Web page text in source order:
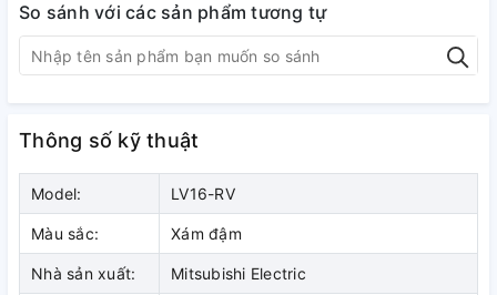
Quạt công suất 48 W, đường kính
cánh quạt 40 cm
Cái quạt tạo lưu lượng gió mạnh mẽ, giúp làm mát hiệu quả
trên không gian rộng.
So sánh với các sản phẩm tương tự
Thông số kỹ thuật
Model: LV16-RV
Màu sắc: Xám đậm
Nhà sản xuất: Mitsubishi Electric